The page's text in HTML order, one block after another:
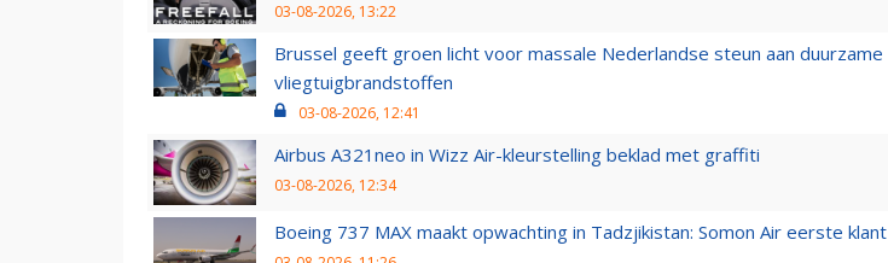
03-08-2026, 13:22
Brussel geeft groen licht voor massale Nederlandse steun aan duurzame
vliegtuigbrandstoffen
03-08-2026, 12:41
Airbus A321neo in Wizz Air-kleurstelling beklad met graffiti
03-08-2026, 12:34
Boeing 737 MAX maakt opwachting in Tadzjikistan: Somon Air eerste klant